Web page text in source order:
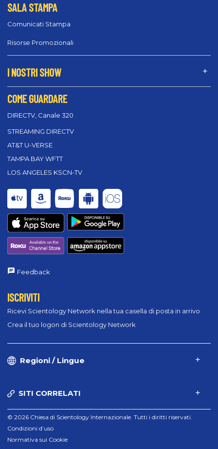
SALA STAMPA
Comunicati Stampa
Risorse Promozionali
I NOSTRI SHOW
COME GUARDARE
DIRECTV, Canale 320
STREAMING DIRECTV
AT&T U-VERSE
TAMPA BAY WFTT
LOS ANGELES KSCN-TV
Feedback
ISCRIVITI
Ricevi Scientology Network nella tua casella di posta in arrivo
Crea il tuo logon di Scientology Network
Regioni / Lingue
SITI CORRELATI
© 2026 Chiesa di Scientology Internazionale. Tutti i diritti riservati.
Condizioni d’uso
Normativa sui Cookie